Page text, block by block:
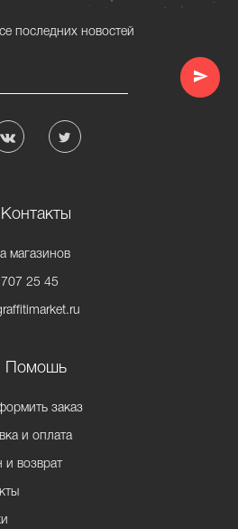
последних новостей
Контакты
магазинов
25 45
Помошь
заказ
и оплата
и возврат